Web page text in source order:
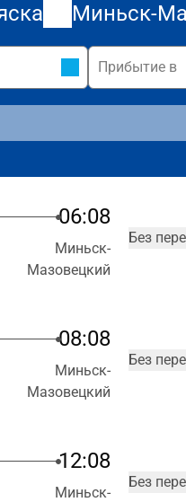
Миньск-
06:08
Миньск-
Мазовецкий
Без
08:08
Миньск-
Мазовецкий
Без
12:08
Миньск-
Без